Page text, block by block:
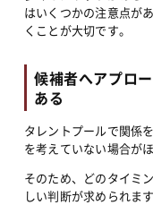
はいくつかの注意点が
くことが大切です。
候補者へアプロ
ある
タレントプールで関係
を考えていない場合が
そのため、どのタイミ
しい判断が求められます